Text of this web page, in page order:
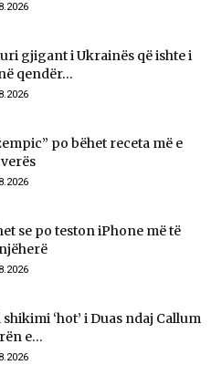
gjigant i Ukrainës që ishte i
qendër...
po bëhet receta më e
se po teston iPhone më të
‘hot’ i Duas ndaj Callum
e...